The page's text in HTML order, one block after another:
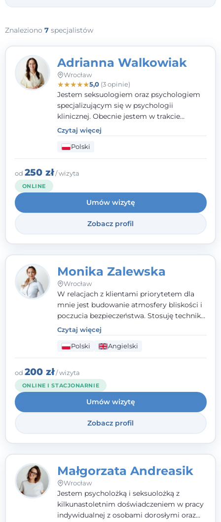
Znaleziono 7 specjalistów
Adrianna Walkowiak
Wrocław
★★★★★5,0(3 opinie)
Jestem seksuologiem oraz psychologiem
specjalizującym się w psychologii
klinicznej. Obecnie jestem w trakcie
szkolenia na psychoterapeutę
systemowego. Posiadam status członka
nadzwyczajnego Wielkopolskiego
TowarzystwaTerapii Systemowejoraz
należę do Polskiego Towarzystwa
pierwszym miejscu stawiam budowanie
atmosfery bezpieczeństwa i zrozumienia w
relacjach z Klientami. Istotna dla nie jest
również koncentracja na dostępnych
zasobach.
Czytaj więcej
Polski
od 250 zł/ wizyta
ONLINE
Umów wizytę
Zobacz profil
Monika Zalewska
Wrocław
W relacjach z klientami priorytetem dla
mnie jest budowanie atmosfery bliskości i
poczucia bezpieczeństwa. Stosuję techniki
poznawczo-behawioralne oraz metody,
które koncentrują się na rozwiązaniach
(TSR). Te polegają na osiąganiu
zamierzonych celów (doprowadzeniu do
rozwiązania trudnych sytuacji) poprzez
identyfikowanie i wzmacnianie zasobów
oraz mocnych stron klienta. W swojej
pracy korzystam także z metod dialogu
motywacyjnego itreningu uważności.
Czytaj więcej
Polski Angielski
od 200 zł/ wizyta
ONLINE I STACJONARNIE
Umów wizytę
Zobacz profil
Małgorzata Andreasik
Wrocław
Jestem psycholożką i seksuolożką z
kilkunastoletnim doświadczeniem w pracy
indywidualnej z osobami dorosłymi oraz